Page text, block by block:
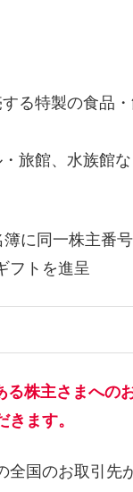
る特製の食品
旅館、水族館
に同一株主番
フトを進呈
株主さまへの
ます。
全国のお取引